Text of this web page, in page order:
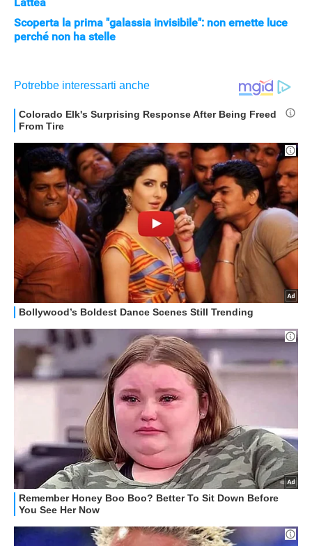
STREAMING E SERIE TV
Lattea
Scoperta la prima "galassia invisibile": non emette luce
perché non ha stelle